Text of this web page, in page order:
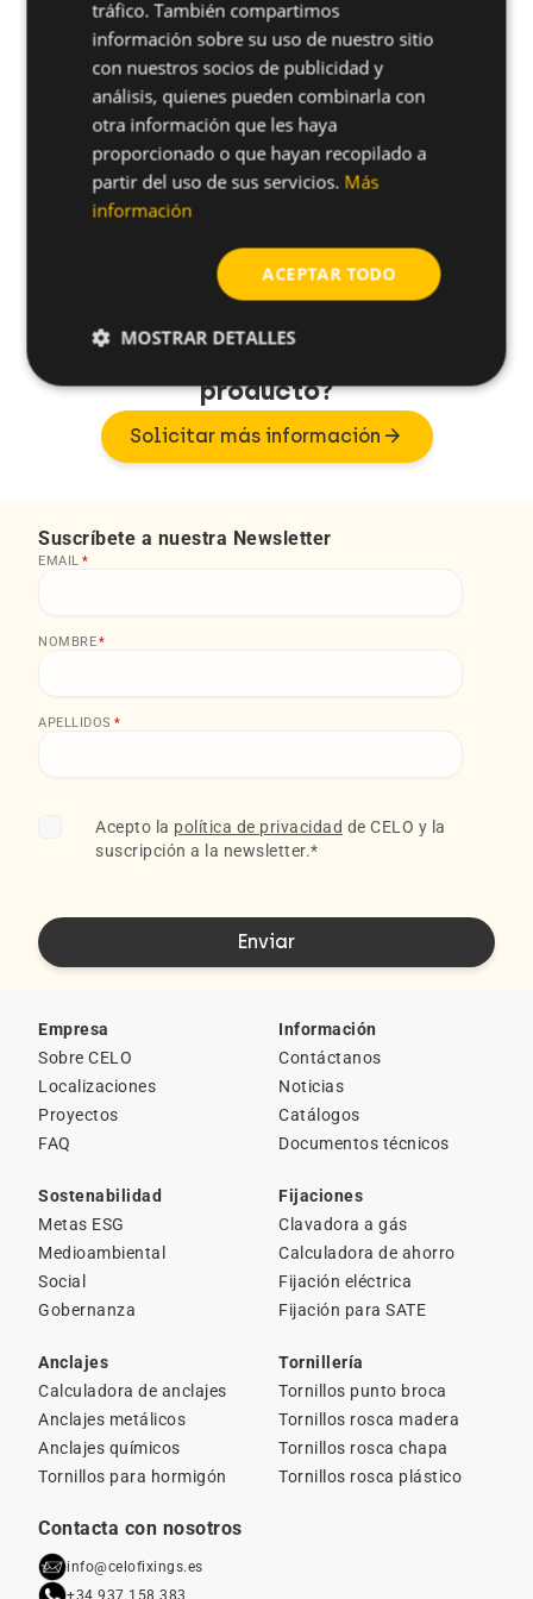
7USIT25 25 Metal
9USIT30 25 Metal
7USIT30 25 Metal
9USIT40 25 Metal
¿Tienes alguna duda sobre este
producto?
Solicitar más información arrow_forward
Suscríbete a nuestra Newsletter
EMAIL *
NOMBRE*
APELLIDOS *
Acepto la política de privacidad de CELO y la
suscripción a la newsletter.*
Empresa
Sobre CELO
Localizaciones
Proyectos
FAQ
Información
Contáctanos
Noticias
Catálogos
Documentos técnicos
Sostenabilidad
Metas ESG
Medioambiental
Social
Gobernanza
Fijaciones
Clavadora a gás
Calculadora de ahorro
Fijación eléctrica
Fijación para SATE
Anclajes
Calculadora de anclajes
Anclajes metálicos
Anclajes químicos
Tornillos para hormigón
Tornillería
Tornillos punto broca
Tornillos rosca madera
Tornillos rosca chapa
Tornillos rosca plástico
Contacta con nosotros
info@celofixings.es
+34 937 158 383
tráfico. También compartimos
información sobre su uso de nuestro sitio
con nuestros socios de publicidad y
análisis, quienes pueden combinarla con
otra información que les haya
proporcionado o que hayan recopilado a
partir del uso de sus servicios. Más
información
ACEPTAR TODO
MOSTRAR DETALLES